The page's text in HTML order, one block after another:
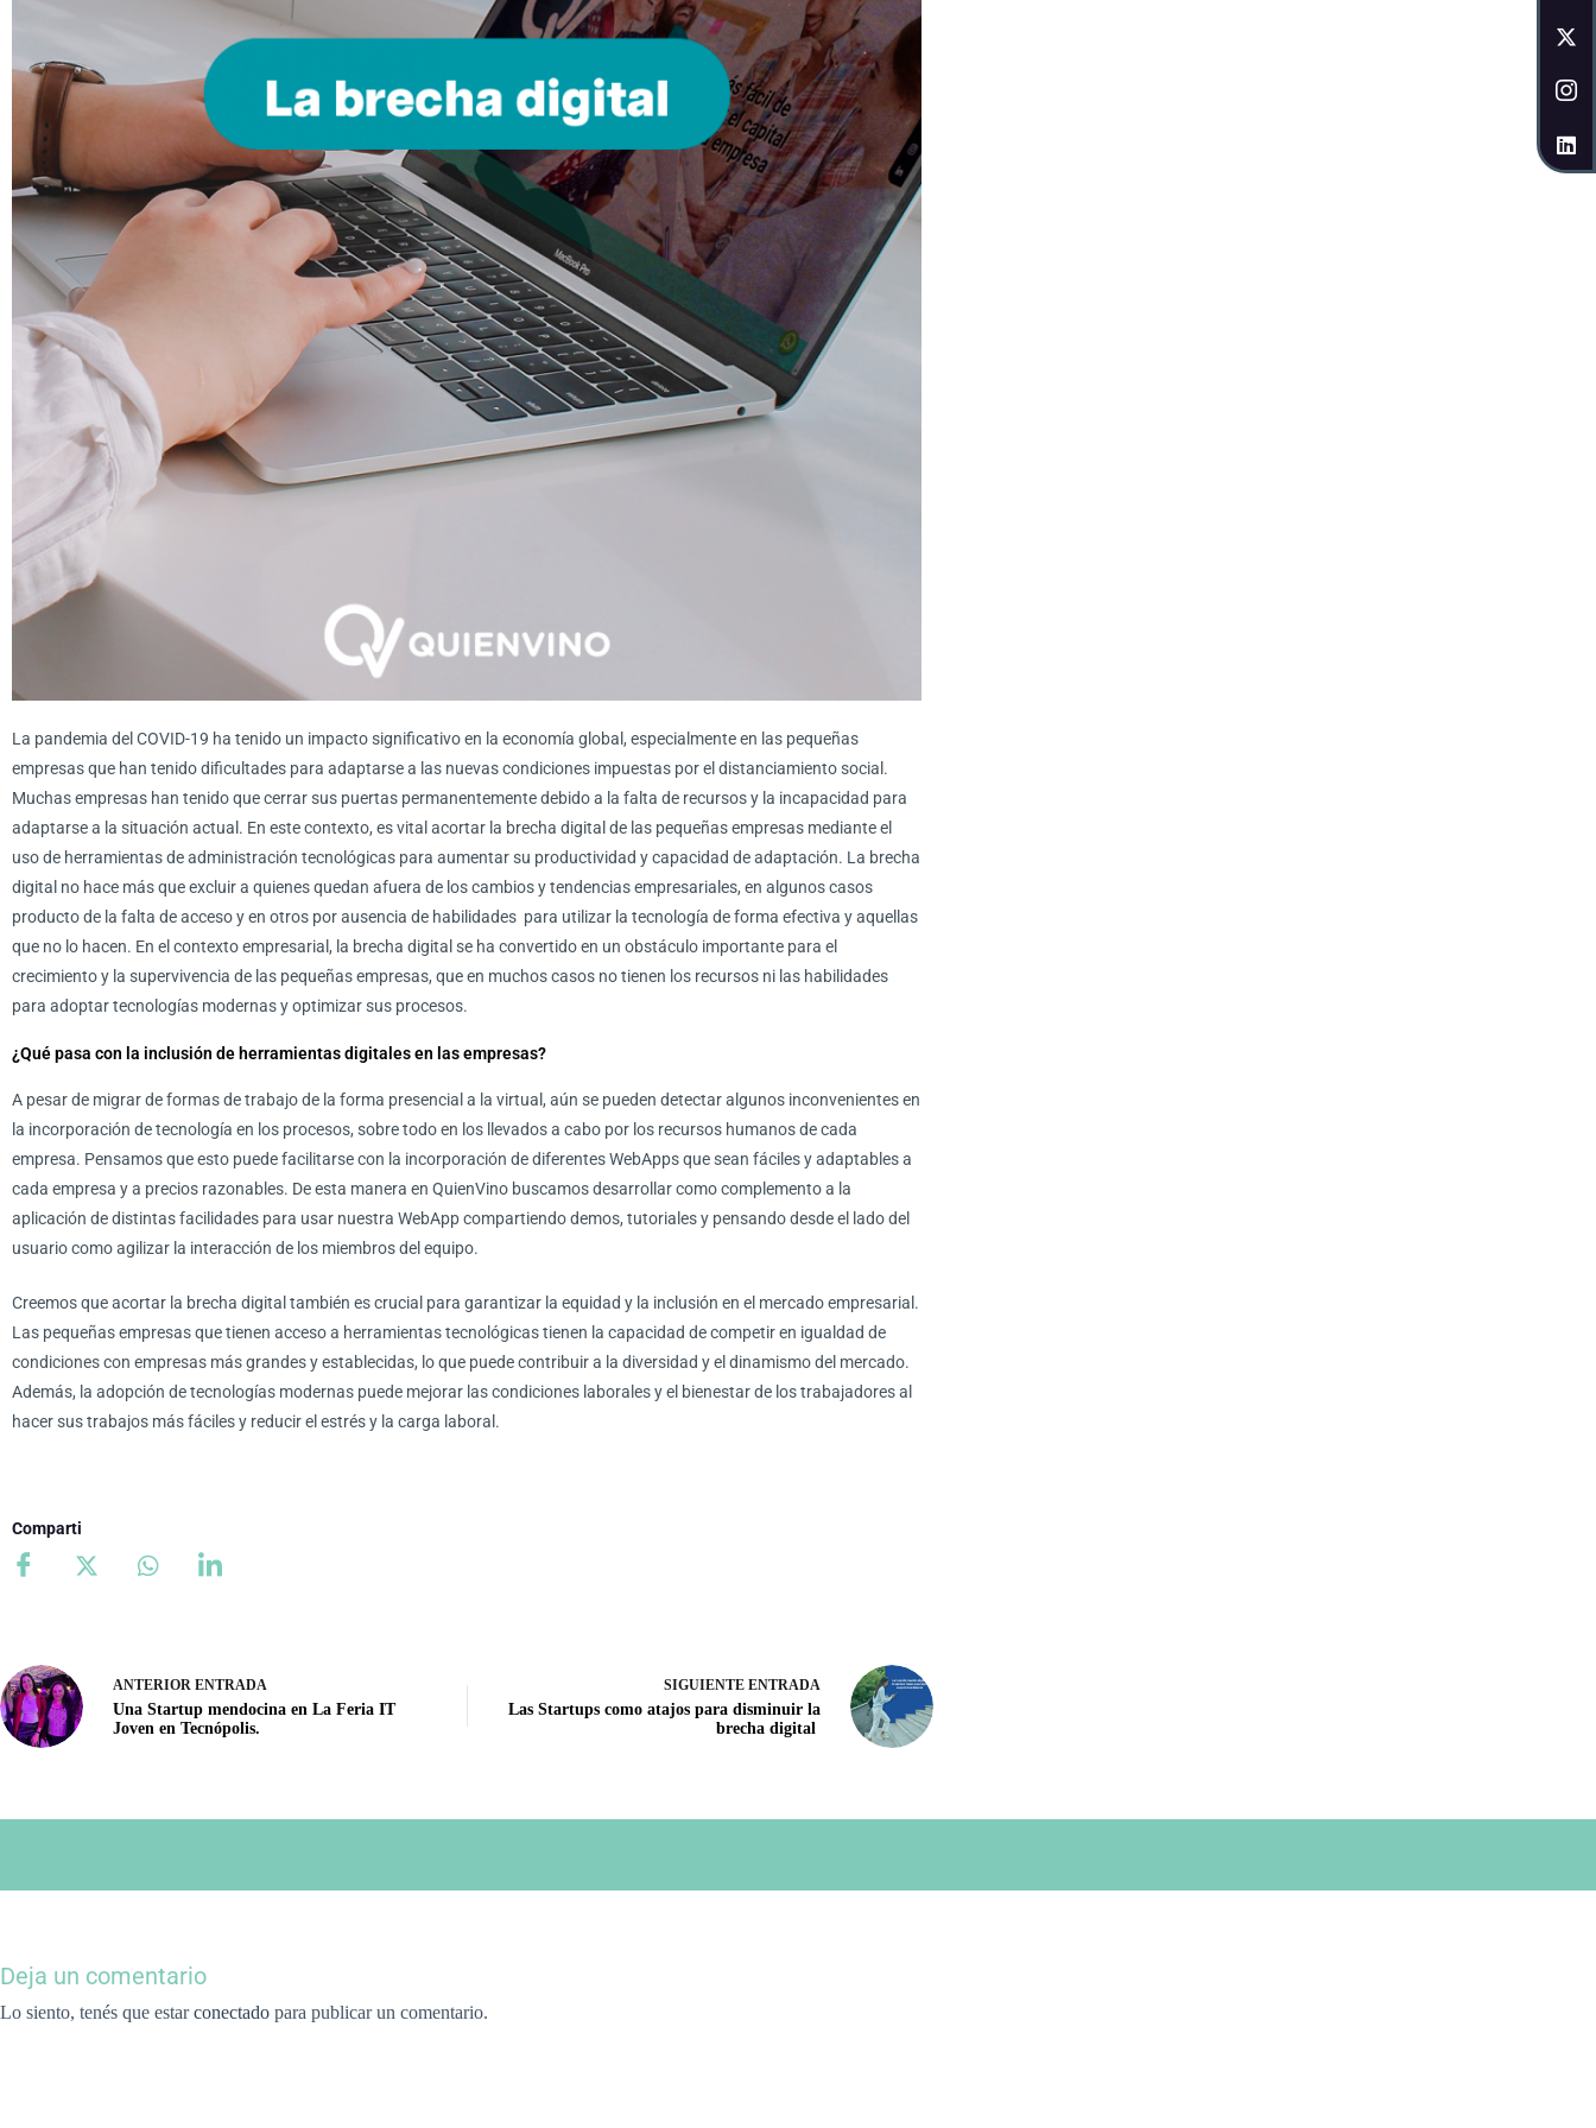
La pandemia del COVID-19 ha tenido un impacto significativo en la economía global, especialmente en las pequeñas
empresas que han tenido dificultades para adaptarse a las nuevas condiciones impuestas por el distanciamiento social.
Muchas empresas han tenido que cerrar sus puertas permanentemente debido a la falta de recursos y la incapacidad para
adaptarse a la situación actual. En este contexto, es vital acortar la brecha digital de las pequeñas empresas mediante el
uso de herramientas de administración tecnológicas para aumentar su productividad y capacidad de adaptación. La brecha
digital no hace más que excluir a quienes quedan afuera de los cambios y tendencias empresariales, en algunos casos
producto de la falta de acceso y en otros por ausencia de habilidades para utilizar la tecnología de forma efectiva y aquellas
que no lo hacen. En el contexto empresarial, la brecha digital se ha convertido en un obstáculo importante para el
crecimiento y la supervivencia de las pequeñas empresas, que en muchos casos no tienen los recursos ni las habilidades
para adoptar tecnologías modernas y optimizar sus procesos.
¿Qué pasa con la inclusión de herramientas digitales en las empresas?
A pesar de migrar de formas de trabajo de la forma presencial a la virtual, aún se pueden detectar algunos inconvenientes en
la incorporación de tecnología en los procesos, sobre todo en los llevados a cabo por los recursos humanos de cada
empresa. Pensamos que esto puede facilitarse con la incorporación de diferentes WebApps que sean fáciles y adaptables a
cada empresa y a precios razonables. De esta manera en QuienVino buscamos desarrollar como complemento a la
aplicación de distintas facilidades para usar nuestra WebApp compartiendo demos, tutoriales y pensando desde el lado del
usuario como agilizar la interacción de los miembros del equipo.
Creemos que acortar la brecha digital también es crucial para garantizar la equidad y la inclusión en el mercado empresarial.
Las pequeñas empresas que tienen acceso a herramientas tecnológicas tienen la capacidad de competir en igualdad de
condiciones con empresas más grandes y establecidas, lo que puede contribuir a la diversidad y el dinamismo del mercado.
Además, la adopción de tecnologías modernas puede mejorar las condiciones laborales y el bienestar de los trabajadores al
hacer sus trabajos más fáciles y reducir el estrés y la carga laboral.
Comparti
ANTERIOR ENTRADA
Una Startup mendocina en La Feria IT
Joven en Tecnópolis.
SIGUIENTEENTRADA
Las Startups como atajos para disminuir la
brecha digital
Lo siento, tenés que estarconectado para publicar un comentario.